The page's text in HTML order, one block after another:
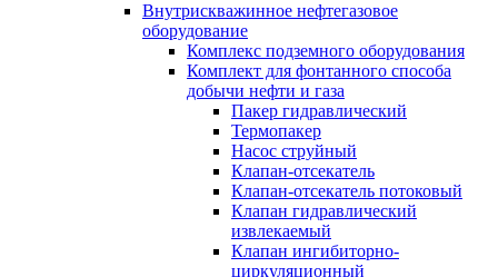
Внутрискважинное нефтегазовое
оборудование
Комплекс подземного оборудования
Комплект для фонтанного способа
добычи нефти и газа
Пакер гидравлический
Термопакер
Насос струйный
Клапан-отсекатель
Клапан-отсекатель потоковый
Клапан гидравлический
извлекаемый
Клапан ингибиторно-
циркуляционный